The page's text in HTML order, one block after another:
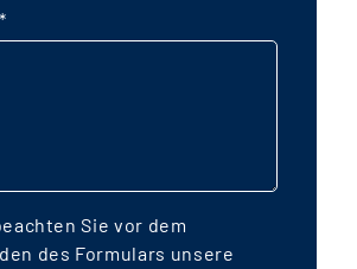
*
Sie vor dem
des Formulars unsere